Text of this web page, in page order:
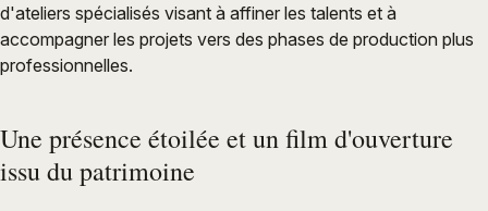
d'ateliers spécialisés visant à affiner les talents et à
accompagner les projets vers des phases de production plus
professionnelles.
Une présence étoilée et un film d'ouverture
issu du patrimoine